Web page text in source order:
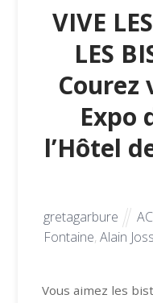
VIVE
LES
Courez
Expo
l’Hôtel
gretagarbure
Fontaine, Alain
Vous aimez les